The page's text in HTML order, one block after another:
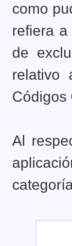
como
refiera
de
relativo
Códigos
Al